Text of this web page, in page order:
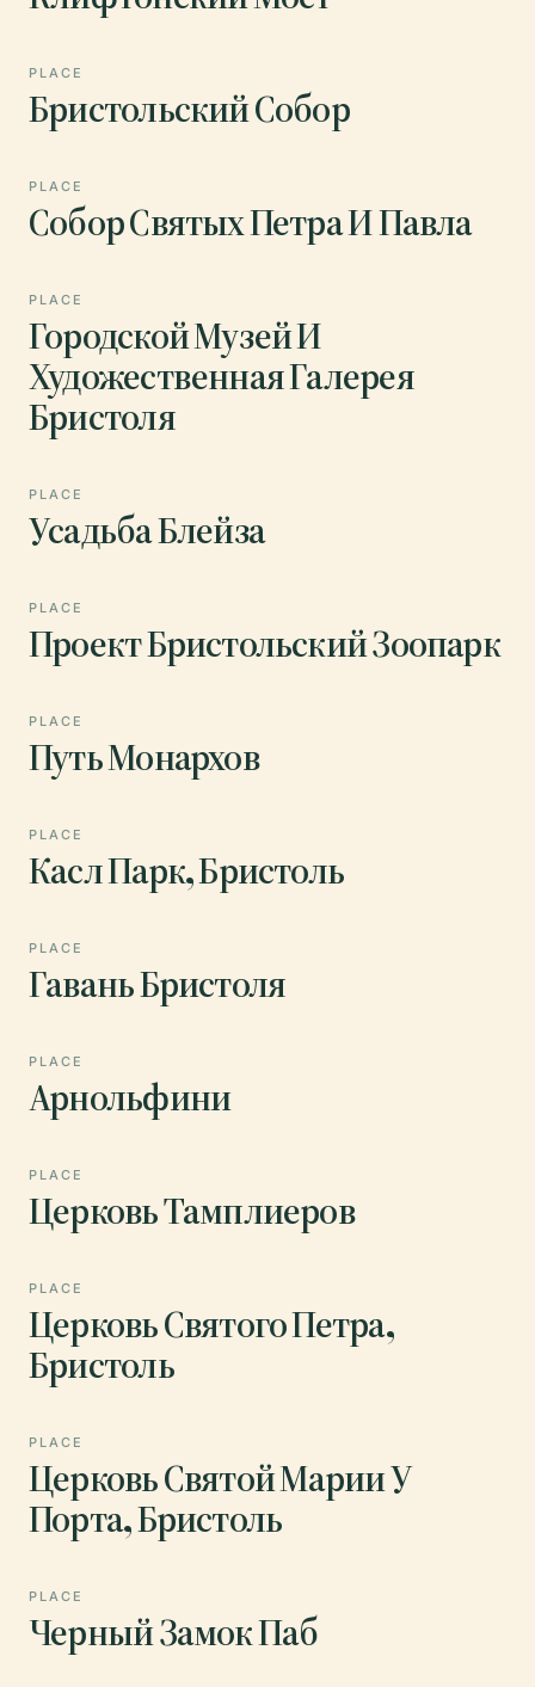
PLACE
Бристольский Собор
PLACE
Собор Святых Петра И Павла
PLACE
Городской Музей И
Художественная Галерея
Бристоля
PLACE
Усадьба Блейза
PLACE
Проект Бристольский Зоопарк
PLACE
Путь Монархов
PLACE
Касл Парк, Бристоль
PLACE
Гавань Бристоля
PLACE
Арнольфини
PLACE
Церковь Тамплиеров
PLACE
Церковь Святого Петра,
Бристоль
PLACE
Церковь Святой Марии У
Порта, Бристоль
PLACE
Черный Замок Паб